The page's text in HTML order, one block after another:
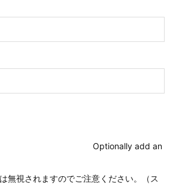
Optionally add an
無視されますのでご注意ください。（ス